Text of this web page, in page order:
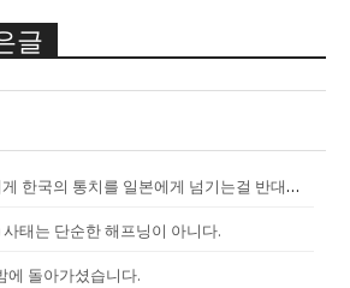
글
존 F. 케네디 대통령에게 한국의 통치를 일본에게 넘기는걸 반대한 펄벅 ...
태는 단순한 해프닝이 아니다.
에 돌아가셨습니다.